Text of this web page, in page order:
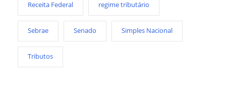
Receita Federal regime tributário
Sebrae Senado Simples Nacional
Tributos